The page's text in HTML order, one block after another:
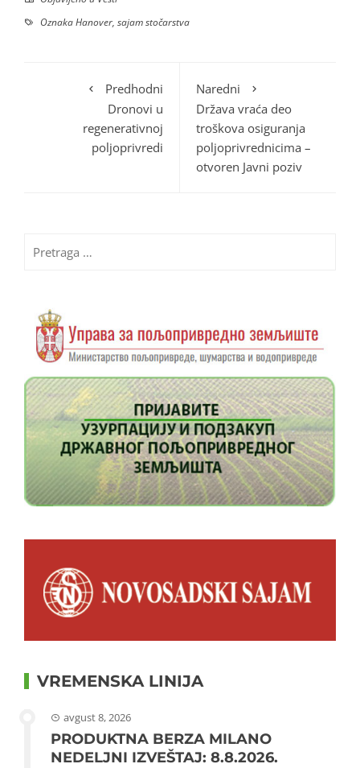
OznakaHanover, sajam stočarstva
Predhodni
Dronovi u
regenerativnoj
poljoprivredi
Naredni
Država vraća deo
troškova osiguranja
poljoprivrednicima –
otvoren Javni poziv
za:
VREMENSKA LINIJA
avgust 8, 2026
PRODUKTNA BERZA MILANO
NEDELJNI IZVEŠTAJ: 8.8.2026.